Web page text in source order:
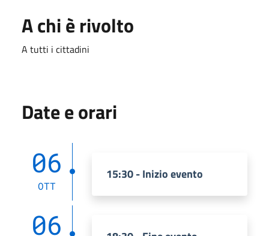
A chi è rivolto
A tutti i cittadini
Date e orari
06
OTT
15:30 - Inizio evento
06